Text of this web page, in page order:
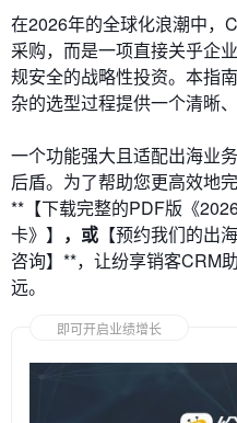
在2026年的全球化浪潮中，
采购，而是一项直接关乎企
规安全的战略性投资。本指
杂的选型过程提供一个清晰
一个功能强大且适配出海业
后盾。为了帮助您更高效地
**【下载完整的PDF版《
卡》】 ，或 【预约我们的出
咨询】**，让纷享销客CRM
远。
即可开启业绩增长